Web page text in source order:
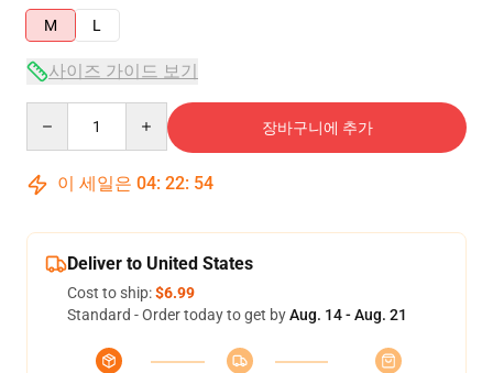
M
L
사이즈 가이드 보기
장바구니에 추가
이 세일은 04: 22: 54
Deliver to United States
Cost to ship:$6.99
Standard - Order today to get byAug. 14 - Aug. 21